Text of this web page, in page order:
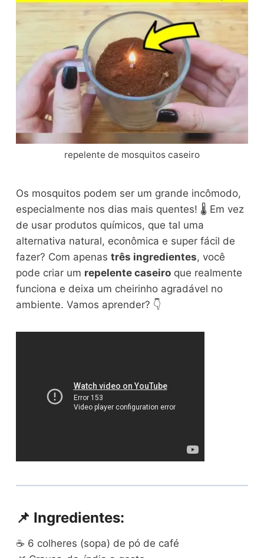
repelente de mosquitos caseiro
Os mosquitos podem ser um grande incômodo,
especialmente nos dias mais quentes! 🌡️ Em vez
de usar produtos químicos, que tal uma
alternativa natural, econômica e super fácil de
fazer? Com apenastrês ingredientes, você
pode criar um repelente caseiro que realmente
funciona e deixa um cheirinho agradável no
ambiente. Vamos aprender? 👇
📌 Ingredientes:
☕ 6 colheres (sopa) de pó de café